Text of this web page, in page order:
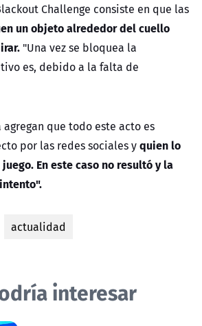
Challenge consiste en que las
un objeto alrededor del cuello
"Una vez se bloquea la
es, debido a la falta de
que todo este acto es
por las redes sociales yquien lo
En este caso no resultó y la
actualidad
interesar